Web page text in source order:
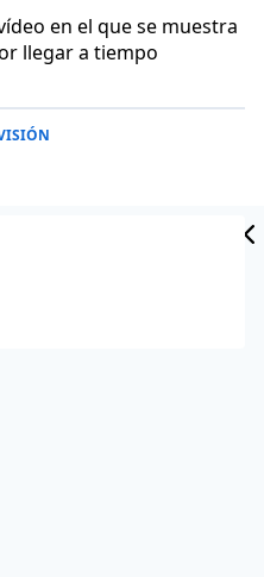
en el que se muestra
llegar a tiempo
de este miércoles en El
cuestiones de